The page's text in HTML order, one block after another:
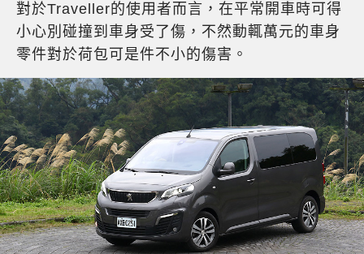
對於Traveller的使用者而言，在平常開車時可得
小心別碰撞到車身受了傷，不然動輒萬元的車身
零件對於荷包可是件不小的傷害。